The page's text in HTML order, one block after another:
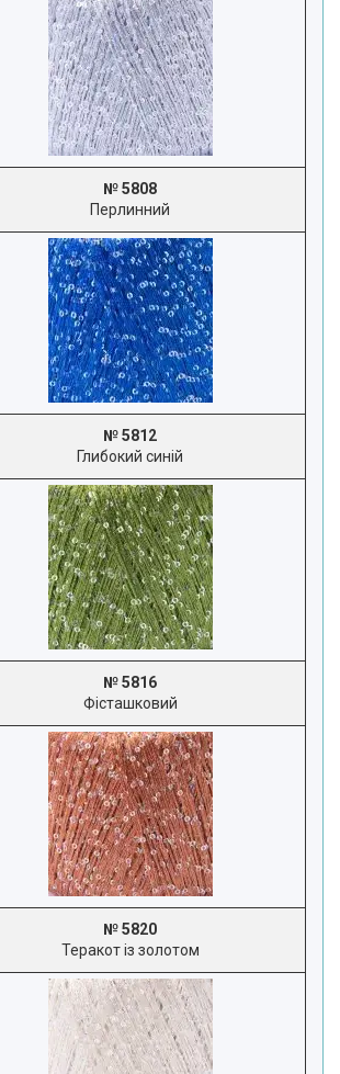
№ 5808
Перлинний
№ 5812
Глибокий синій
№ 5816
Фісташковий
№ 5820
Теракот із золотом